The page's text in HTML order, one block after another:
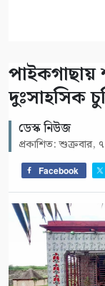
পাইকগাছায়
দুঃসাহসিক
ডেস্ক নিউজ
প্রকাশিত:
Facebook